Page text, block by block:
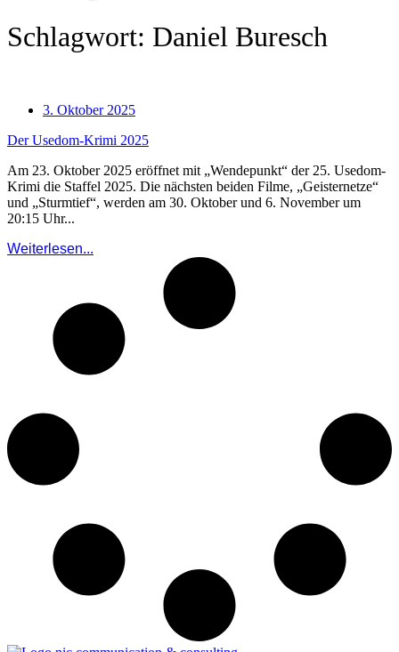
Schlagwort: Daniel Buresch
3. Oktober 2025
Der Usedom-Krimi 2025
Am 23. Oktober 2025 eröffnet mit „Wendepunkt“ der 25. Usedom-
Krimi die Staffel 2025. Die nächsten beiden Filme, „Geisternetze“
und „Sturmtief“, werden am 30. Oktober und 6. November um
20:15 Uhr...
Weiterlesen...